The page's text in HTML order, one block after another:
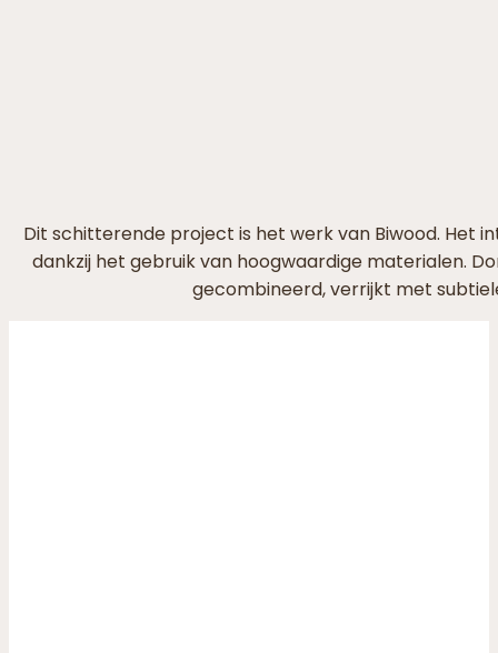
Dit schitterende project is het werk van Biwood. Het
dankzij het gebruik van hoogwaardige materialen.
gecombineerd, verrijkt met